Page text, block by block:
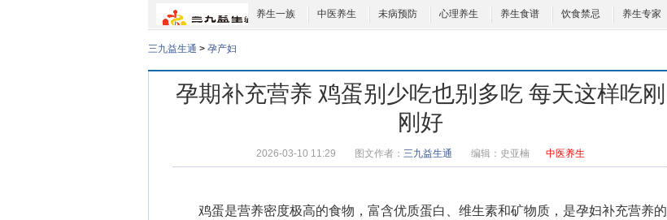
养生一族 中医养生 未病预防 心理养生 养生食谱 饮食禁忌 养生专家
三九益生通 > 孕产妇
孕期补充营养 鸡蛋别少吃也别多吃 每天这样吃刚
刚好
2026-03-10 11:29 图文作者： 三九益生通 编辑： 史亚楠 中医养生
鸡蛋是营养密度极高的食物，富含优质蛋白、维生素和矿物质，是孕妇补充营养的